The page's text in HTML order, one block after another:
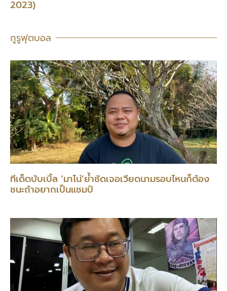
2023)
กูรูฟุตบอล
ทีเด็ดบับเบิ้ล ‘มาโน่’ย้ำชัดเจอเวียดนามรอบไหนก็ต้อง
ชนะถ้าอยากเป็นแชมป์